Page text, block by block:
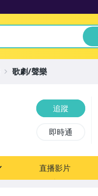
追蹤
即時通
直播影片
歌劇/聲樂